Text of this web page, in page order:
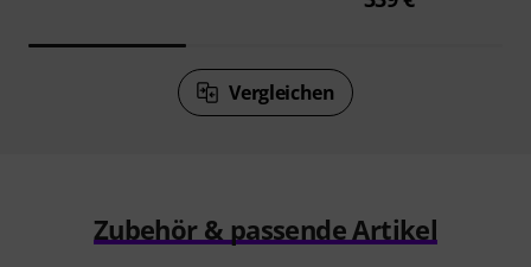
Vergleichen
Zubehör & passende Artikel